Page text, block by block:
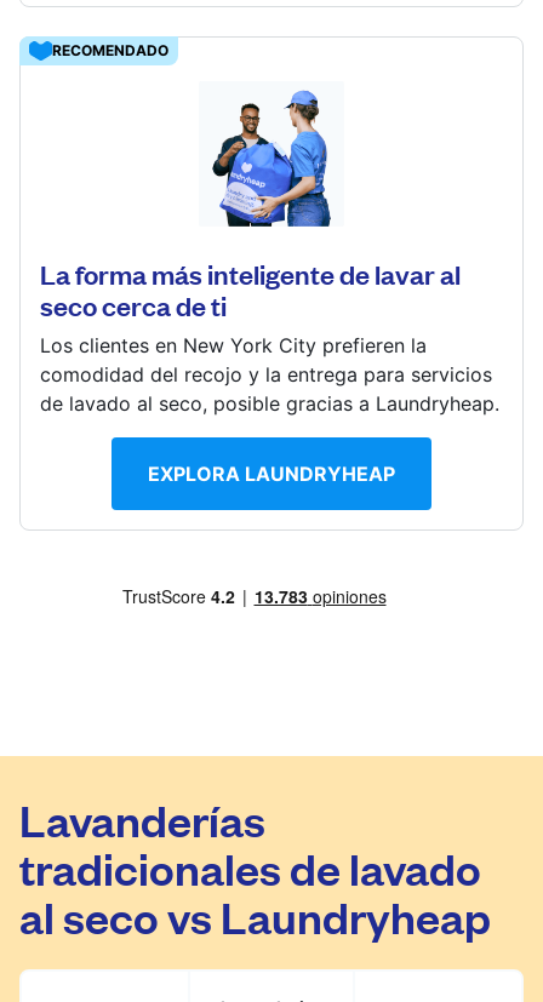
Iniciar sesión
Síguenos en
United States ES
122 W 11th St, Charlotte, NC 28202, United States
Mostrar número
Ir al sitio web
RECOMENDADO
La forma más inteligente de lavar al
seco cerca de ti
Los clientes en New York City prefieren la
comodidad del recojo y la entrega para servicios
de lavado al seco, posible gracias a Laundryheap.
EXPLORA LAUNDRYHEAP
Lavanderías
tradicionales de lavado
al seco vs Laundryheap